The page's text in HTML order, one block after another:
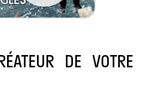
DE VOTRE